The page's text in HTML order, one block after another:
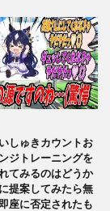
しゅきカウントお
ジトレーニングを
てみるのはどうか
提案してみたら無
座に否定されたも